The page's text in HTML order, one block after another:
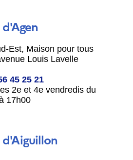
Est, Maison pour tous
Louis Lavelle
45 25 21
2eet 4evendredis du
17h00
d'Aiguillon